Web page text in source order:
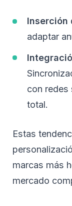
Inserción
adaptar
con redes
total.
Estas
marcas más
mercado